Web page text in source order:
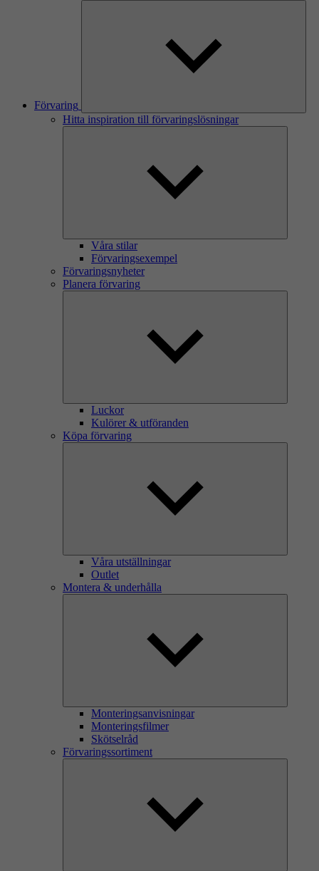
Förvaring
Hitta inspiration till förvaringslösningar
Våra stilar
Förvaringsexempel
Förvaringsnyheter
Planera förvaring
Luckor
Kulörer & utföranden
Köpa förvaring
Våra utställningar
Outlet
Montera & underhålla
Monteringsanvisningar
Monteringsfilmer
Skötselråd
Förvaringssortiment